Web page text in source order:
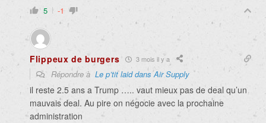
5 -1
Flippeux de burgers 3 mois il y a
Répondre à Le p’tit laid dans Air Supply
il reste 2.5 ans a Trump ….. vaut mieux pas de deal qu’un
mauvais deal. Au pire on négocie avec la prochaine
administration